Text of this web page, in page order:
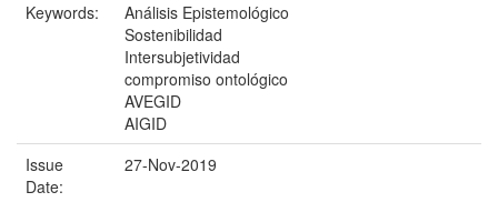
Keywords:
Análisis Epistemológico
Sostenibilidad
Intersubjetividad
compromiso ontológico
AVEGID
AIGID
Issue
Date:
27-Nov-2019